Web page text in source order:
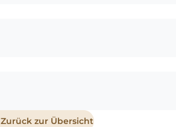
Zurück zur Übersicht